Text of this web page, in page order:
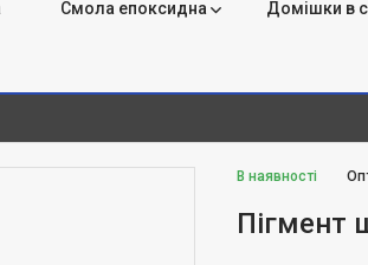
Смола епоксидна Домішки в
В наявності
Пігмент